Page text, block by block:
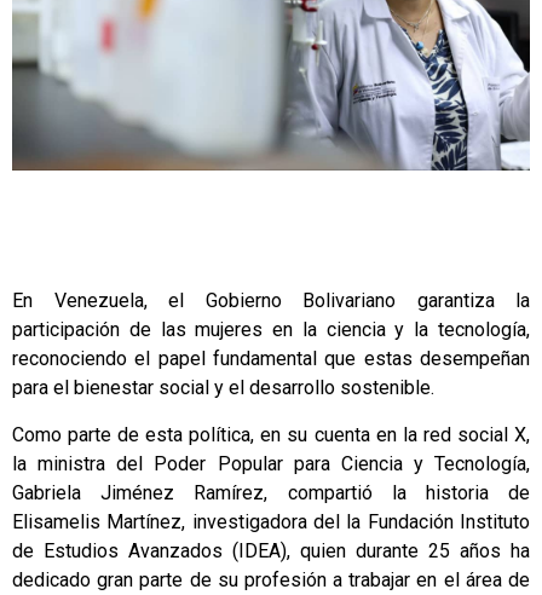
En Venezuela, el Gobierno Bolivariano garantiza la
participación de las mujeres en la ciencia y la tecnología,
reconociendo el papel fundamental que estas desempeñan
para el bienestar social y el desarrollo sostenible.
Como parte de esta política, en su cuenta en la red social X,
la ministra del Poder Popular para Ciencia y Tecnología,
Gabriela Jiménez Ramírez, compartió la historia de
Elisamelis Martínez, investigadora del la Fundación Instituto
de Estudios Avanzados (IDEA), quien durante 25 años ha
dedicado gran parte de su profesión a trabajar en el área de